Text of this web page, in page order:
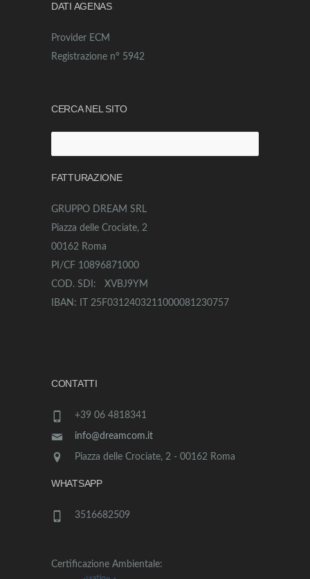
DATI AGENAS
Provider ECM
Registrazione n° 5942
CERCA NEL SITO
per:
FATTURAZIONE
GRUPPO DREAM SRL
Piazza delle Crociate, 2
00162 Roma
PI/CF 10896871000
COD. SDI: XVBJ9YM
IBAN: IT 25F0312403211000081230757
CONTATTI
+39 06 4818341
info@dreamcom.it
Piazza delle Crociate, 2 - 00162 Roma
WHATSAPP
3516682509
Certificazione Ambientale: